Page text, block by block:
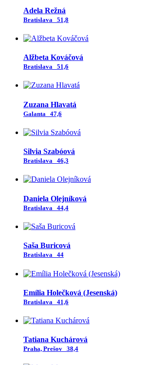
Adela Režná
Bratislava 51,8
Alžbeta Kováčová
Bratislava 51,6
Zuzana Hlavatá
Galanta 47,6
Silvia Szabóová
Bratislava 46,3
Daniela Olejníková
Bratislava 44,4
Saša Buricová
Bratislava 44
Emília Holečková (Jesenská)
Bratislava 41,6
Tatiana Kuchárová
Praha, Prešov 38,4